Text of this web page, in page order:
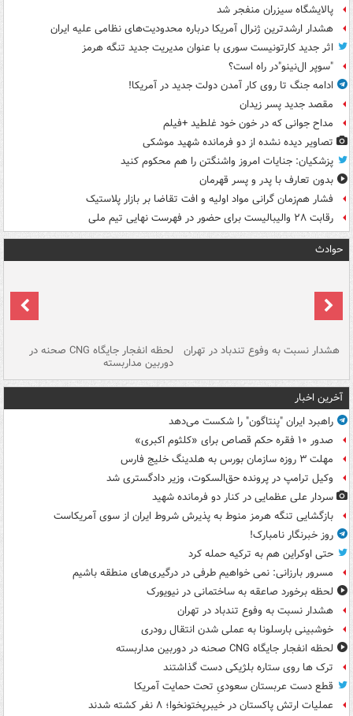
پالایشگاه سیزران منفجر شد
هشدار ارشدترین ژنرال آمریکا درباره محدودیت‌های نظامی علیه ایران
اثر جدید کارتونیست سوری با عنوان مدیریت جدید تنگه هرمز
"سوپر ال‌نینو"در راه است؟
ادامه جنگ تا روی کار آمدن دولت جدید در آمریکا!
مقصد جدید پسر زیدان
مداح جوانی که در خون خود غلطید +فیلم
تصاویر دیده‌ نشده از دو فرمانده شهید موشکی
پزشکیان: جنایات امروز واشنگتن را هم محکوم کنید
بدون تعارف با پدر و پسر قهرمان
فشار هم‌زمان گرانی مواد اولیه و افت تقاضا بر بازار پلاستیک
رقابت ۲۸ والیبالیست برای حضور در فهرست نهایی تیم ملی
حوادث
هشدار نسبت به وفوع تندباد در تهران لحظه انفجار جایگاه CNG صحنه در
دوربین مداربسته
آخرین اخبار
راهبرد ایران "پنتاگون" را شکست می‌دهد
صدور ۱۰ فقره حکم قصاص برای «کلثوم اکبری»
مهلت ۳ روزه سازمان بورس به هلدینگ خلیج فارس
وکیل ترامپ در پرونده حق‌السکوت، وزیر دادگستری شد
سردار علی عظمایی در کنار دو فرمانده شهید
بازگشایی تنگه هرمز منوط به پذیرش شروط ایران از سوی آمریکاست
روز خبرنگار نامبارک!
حتی اوکراین هم به ترکیه حمله کرد
مسرور بارزانی: نمی خواهیم طرفی در درگیری‌های منطقه باشیم
لحظه برخورد صاعقه به ساختمانی در نیویورک
هشدار نسبت به وفوع تندباد در تهران
خوشبینی بارسلونا به عملی شدن انتقال رودری
لحظه انفجار جایگاه CNG صحنه در دوربین مداربسته
ترک ها روی ستاره بلژیکی دست گذاشتند
قطع دست عربستان سعودیِ تحت حمایت آمریکا
عملیات ارتش پاکستان در خیبرپختونخوا؛ ۸ نفر کشته شدند